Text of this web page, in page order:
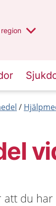
valt region
en annan
region
du